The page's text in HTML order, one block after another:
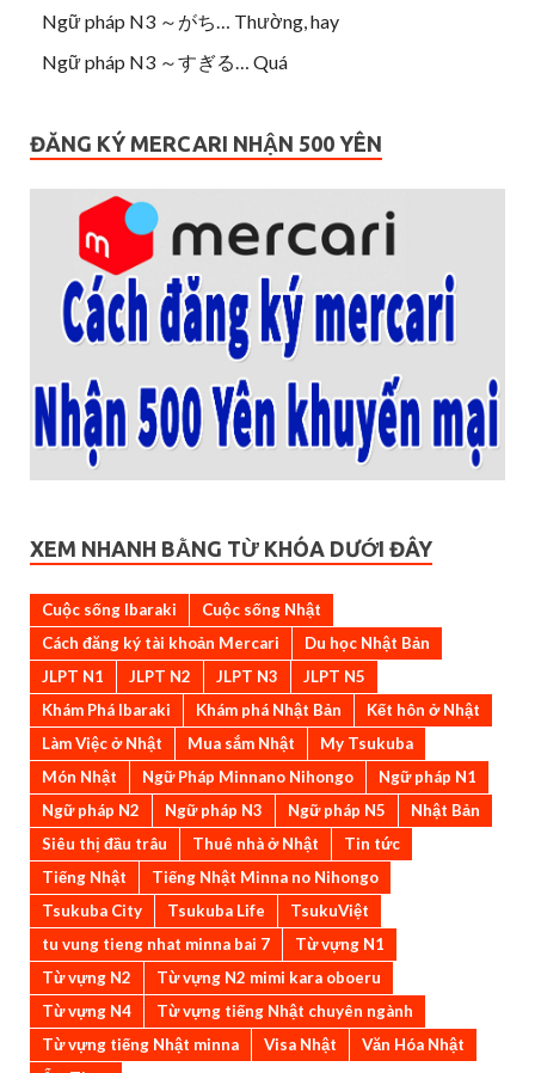
Ngữ pháp N3 ～がち… Thường, hay
Ngữ pháp N3 ～すぎる… Quá
ĐĂNG KÝ MERCARI NHẬN 500 YÊN
XEM NHANH BẰNG TỪ KHÓA DƯỚI ĐÂY
Cuộc sống Ibaraki
Cuộc sống Nhật
Cách đăng ký tài khoản Mercari
Du học Nhật Bản
JLPT N1
JLPT N2 JLPT N3
JLPT N5
Khám Phá Ibaraki
Khám phá Nhật Bản
Kết hôn ở Nhật
Làm Việc ở Nhật
Mua sắm Nhật
My Tsukuba
Món Nhật
Ngữ Pháp Minnano Nihongo
Ngữ pháp N1
Ngữ pháp N2
Ngữ pháp N3 Ngữ pháp N5
Nhật Bản
Siêu thị đầu trâu
Thuê nhà ở Nhật
Tin tức
Tiếng Nhật
Tiếng Nhật Minna no Nihongo
Tsukuba City
Tsukuba Life
TsukuViệt
tu vung tieng nhat minna bai 7
Từ vựng N1
Từ vựng N2
Từ vựng N2 mimi kara oboeru
Từ vựng N4
Từ vựng tiếng Nhật chuyên ngành
Từ vựng tiếng Nhật minna
Visa Nhật
Văn Hóa Nhật